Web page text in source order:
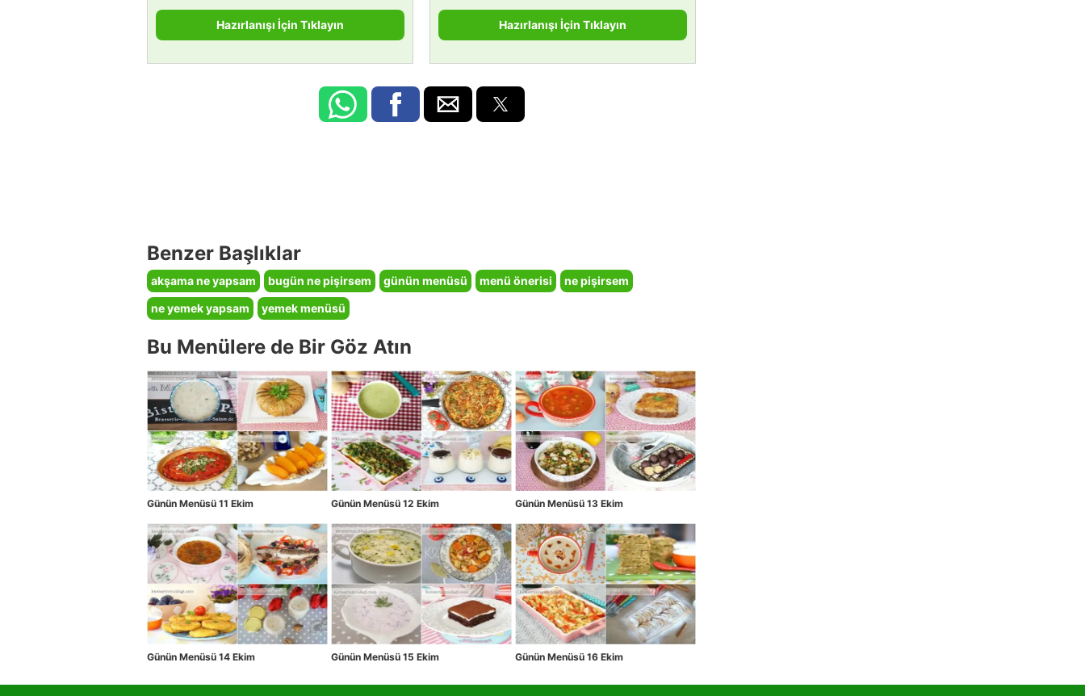
Hazırlanışı İçin Tıklayın Hazırlanışı İçin Tıklayın
Benzer Başlıklar
akşama ne yapsam bugün ne pişirsem günün menüsü menü önerisi
ne pişirsem
ne yemek yapsam
yemek menüsü
Bu Menülere de Bir Göz Atın
Günün Menüsü 11 Ekim Günün Menüsü 12 Ekim Günün Menüsü 13 Ekim
Günün Menüsü 14 Ekim Günün Menüsü 15 Ekim Günün Menüsü 16 Ekim